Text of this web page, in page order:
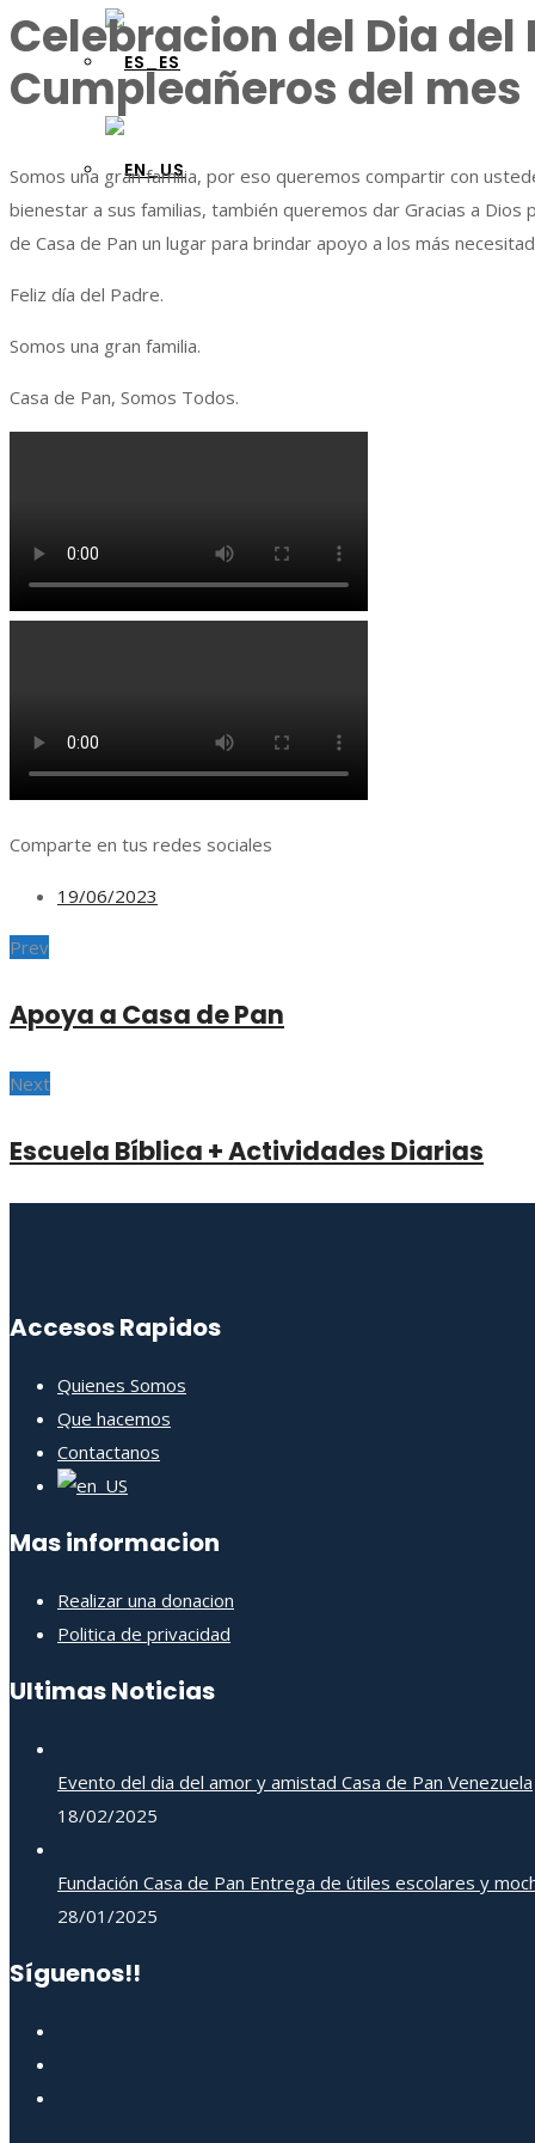
Celebracion del Dia del
Cumpleañeros del mes
Somos una gran familia, por eso queremos compartir con
bienestar a sus familias, también queremos dar Gracias a
de Casa de Pan un lugar para brindar apoyo a los más
Feliz día del Padre.
Somos una gran familia.
Casa de Pan, Somos Todos.
Comparte en tus redes sociales
19/06/2023
Prev
Apoya a Casa de Pan
Next
Escuela Bíblica + Actividades Diarias
Accesos Rapidos
Quienes Somos
Que hacemos
Contactanos
Mas informacion
Realizar una donacion
Politica de privacidad
Ultimas Noticias
Evento del dia del amor y amistad Casa de Pan Venezuela
18/02/2025
Fundación Casa de Pan Entrega de útiles escolares y
28/01/2025
Síguenos!!